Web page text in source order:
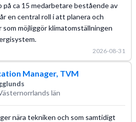
ca 15 medarbetare bestående av
en central roll i att planera och
möjliggör klimatomställningen
2026-08-31
Manager, TVM
län
nära tekniken och som samtidigt